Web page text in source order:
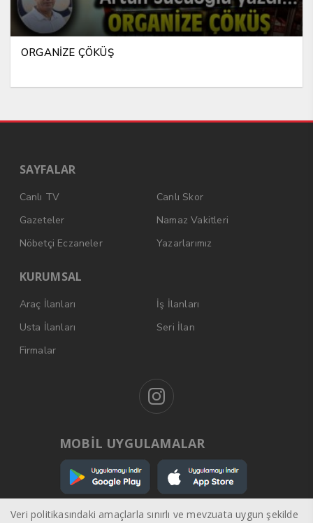
ORGANİZE ÇÖKÜŞ
SAYFALAR
Canlı TV
Canlı Skor
Gazeteler
Namaz Vakitleri
Nöbetçi Eczaneler
Yazarlarımız
KURUMSAL
Araç İlanları
İş İlanları
Usta İlanları
Seri İlan
Firmalar
MOBİL UYGULAMALAR
Veri politikasındaki amaçlarla sınırlı ve mevzuata uygun şekilde